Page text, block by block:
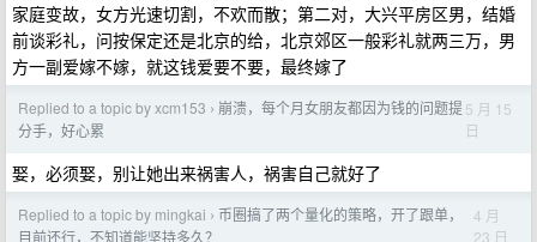
家庭变故，女方光速切割，不欢而散；第二对，大兴平房区男，结婚
前谈彩礼，问按保定还是北京的给，北京郊区一般彩礼就两三万，男
方一副爱嫁不嫁，就这钱爱要不要，最终嫁了
Replied to a topic by xcm153 › 崩溃，每个月女朋友都因为钱的问题提
分手，好心累
5 月 15
日
娶，必须娶，别让她出来祸害人，祸害自己就好了
Replied to a topic by mingkai › 币圈搞了两个量化的策略，开了跟单，
目前还行，不知道能坚持多久？
4 月
23 日